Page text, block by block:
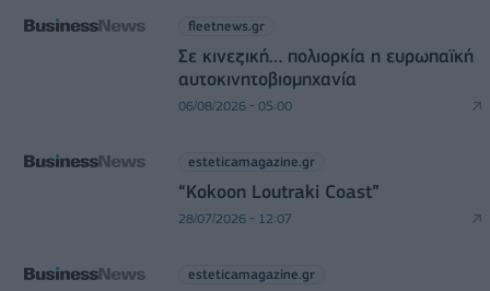
fleetnews.gr
Σε κινεζική… πολιορκία η ευρωπαϊκή
αυτοκινητοβιομηχανία
06/08/2026 - 05:00
esteticamagazine.gr
“Kokoon Loutraki Coast”
28/07/2026 - 12:07
esteticamagazine.gr